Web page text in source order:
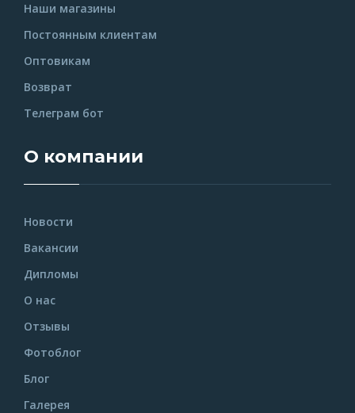
Наши магазины
Постоянным клиентам
Оптовикам
Возврат
Телеграм бот
О компании
Новости
Вакансии
Дипломы
О нас
Отзывы
Фотоблог
Блог
Галерея